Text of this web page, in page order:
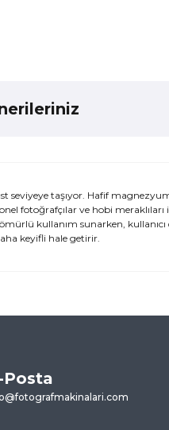
seviyeye taşıyor. Hafif magnezyum
fotoğrafçılar ve hobi
kullanım sunarken, kullanıcı
keyifli hale getirir.
Posta